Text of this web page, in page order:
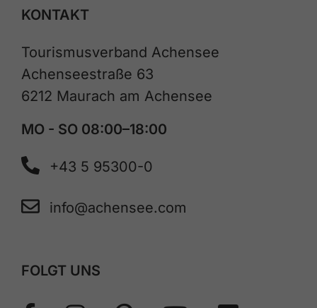
KONTAKT
Tourismusverband Achensee
Achenseestraße 63
6212 Maurach am Achensee
MO - SO 08:00–18:00
+43 5 95300-0
info@achensee.com
FOLGT UNS